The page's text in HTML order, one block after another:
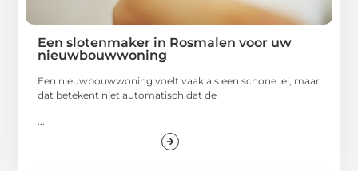
Een slotenmaker in Rosmalen voor uw
nieuwbouwwoning
Een nieuwbouwwoning voelt vaak als een schone lei, maar
dat betekent niet automatisch dat de